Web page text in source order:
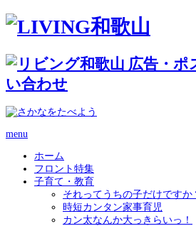
menu
ホーム
フロント特集
子育て・教育
それってうちの子だけですか
時短カンタン家事育児
カン太なんか大っきらいっ！